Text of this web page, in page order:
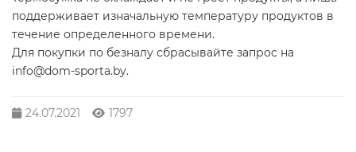
поддерживает изначальную температуру продуктов в
течение определенного времени.
Для покупки по безналу сбрасывайте запрос на
info@dom-sporta.by.
24.07.2021 1797